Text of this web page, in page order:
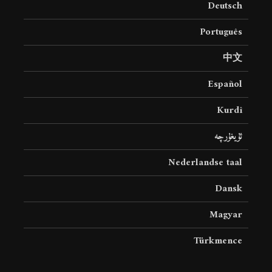
Deutsch
Português
中文
Español
Kurdî
ئۇيغۇرچە
Nederlandse taal
Dansk
Magyar
Türkmence
36 نمایش ها